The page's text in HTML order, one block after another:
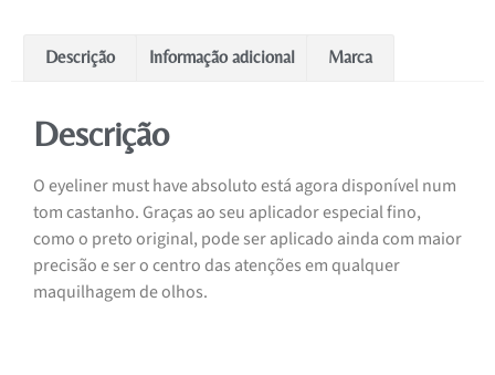
Descrição Informação adicional Marca
Descrição
O eyeliner must have absoluto está agora disponível num
tom castanho. Graças ao seu aplicador especial fino,
como o preto original, pode ser aplicado ainda com maior
precisão e ser o centro das atenções em qualquer
maquilhagem de olhos.